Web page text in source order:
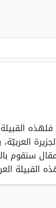
القبيلة
سنقوم